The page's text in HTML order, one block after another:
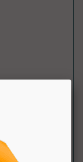
il recupero